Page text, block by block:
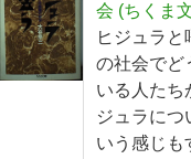
会 (ちくま
ヒジュラ
の社会でど
いる人たち
ジュラにつ
いう感じも